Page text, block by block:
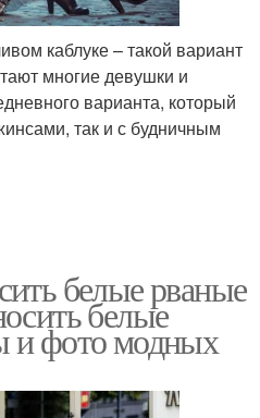
каблуке – такой вариант
многие девушки и
варианта, который
так и с будничным
белые рваные
белые
и фото модных